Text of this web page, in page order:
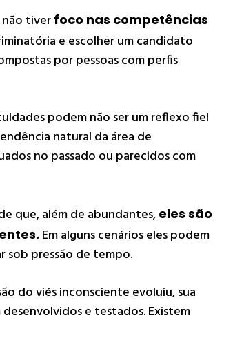
não tiverfoco nas competências
e escolher um candidato
por pessoas com perfis
podem não ser um reflexo fiel
natural da área de
no passado ou parecidos com
que, além de abundantes, eles são
Em alguns cenários eles podem
sob pressão de tempo.
do viés inconsciente evoluiu, sua
e testados. Existem